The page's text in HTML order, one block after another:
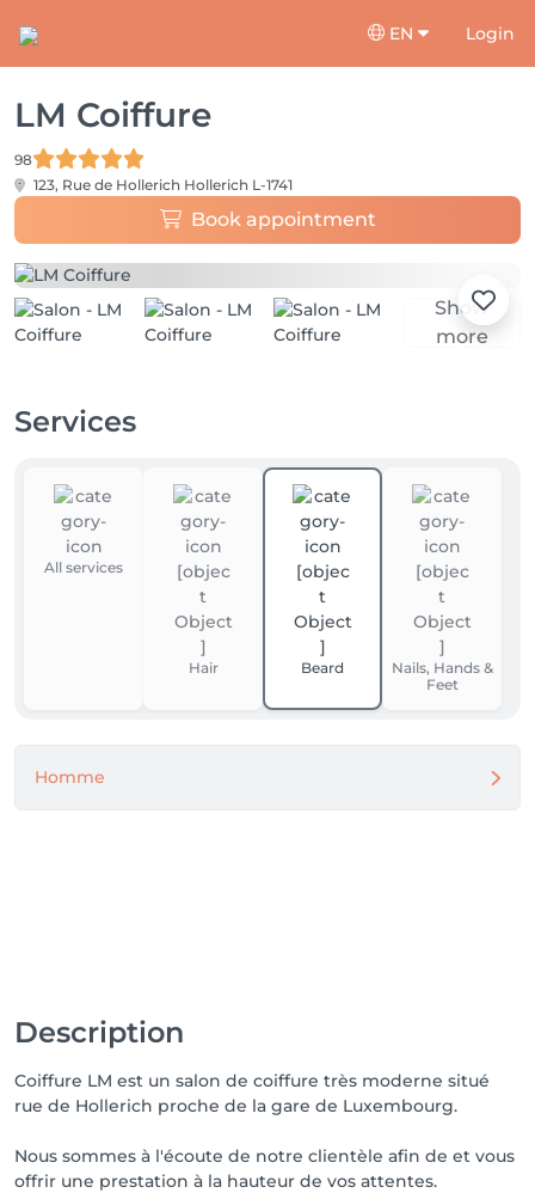
EN Login
LM Coiffure
98
123, Rue de Hollerich Hollerich L-1741
Book appointment
Show
more
Services
All services
Hair Beard
Nails, Hands &
Feet
Homme
Description
Coiffure LM est un salon de coiffure très moderne situé
rue de Hollerich proche de la gare de Luxembourg.
Nous sommes à l'écoute de notre clientèle afin de et vous
offrir une prestation à la hauteur de vos attentes.